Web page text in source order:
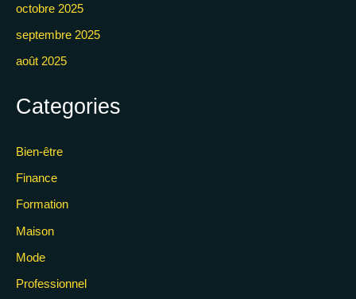
octobre 2025
septembre 2025
août 2025
Categories
Bien-être
Finance
Formation
Maison
Mode
Professionnel